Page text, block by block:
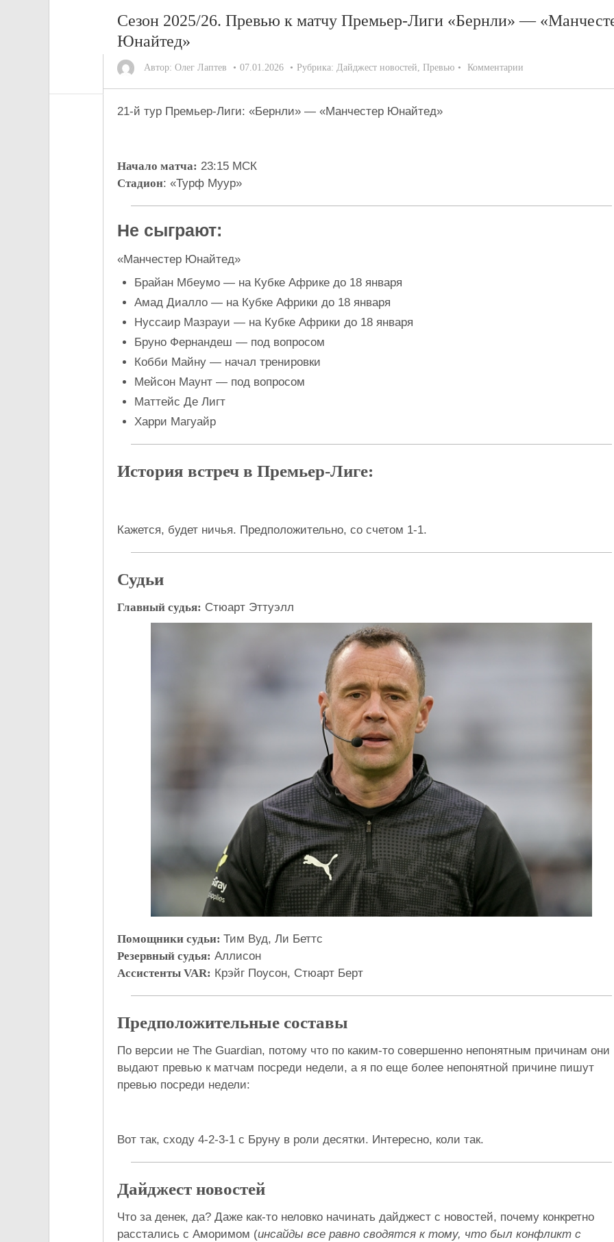
Cезон 2025/26. Превью к матчу Премьер-Лиги «Бернли» —
Юнайтед»
Автор: Олег Лаптев 07.01.2026 Рубрика: Дайджест новостей, Превью Комментарии
21-й тур Премьер-Лиги: «Бернли» — «Манчестер Юнайтед»
Начало матча: 23:15 МСК
Стадион: «Турф Муур»
Не сыграют:
«Манчестер Юнайтед»
Брайан Мбеумо — на Кубке Африке до 18 января
Амад Диалло — на Кубке Африки до 18 января
Нуссаир Мазрауи — на Кубке Африки до 18 января
Бруно Фернандеш — под вопросом
Кобби Майну — начал тренировки
Мейсон Маунт — под вопросом
Маттейс Де Лигт
Харри Магуайр
История встреч в Премьер-Лиге:
Кажется, будет ничья. Предположительно, со счетом 1-1.
Судьи
Главный судья: Стюарт Эттуэлл
Помощники судьи: Тим Вуд, Ли Беттс
Резервный судья: Аллисон
Ассистенты VAR: Крэйг Поусон, Стюарт Берт
Предположительные составы
По версии не The Guardian, потому что по каким-то совершенно непонятным причинам они
выдают превью к матчам посреди недели, а я по еще более непонятной причине пишут
превью посреди недели:
Вот так, сходу 4-2-3-1 с Бруну в роли десятки. Интересно, коли так.
Дайджест новостей
Что за денек, да? Даже как-то неловко начинать дайджест с новостей, почему конкретно
расстались с Аморимом (инсайды все равно сводятся к тому, что был конфликт с